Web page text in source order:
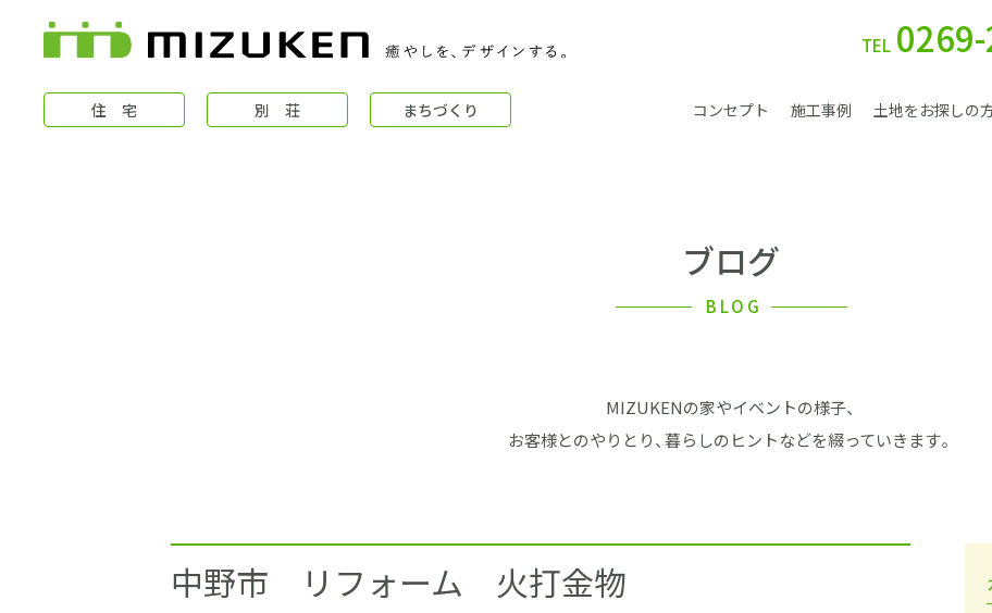
TEL
住 宅 別 荘 まちづくり コンセプト 施工事例 土地をお探しの
別 荘
会社案内
土地をお探しの方
ブログ
BLOG
MIZUKENの家やイベントの様子、
お客様とのやりとり、暮らしのヒントなどを綴っていきます。
中野市 リフォーム 火打金物